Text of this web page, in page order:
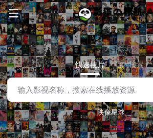
快速搜片 站内搜索
映像星球